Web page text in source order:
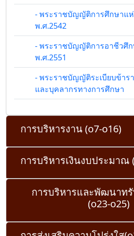
- พระราชบัญญัติการศึกษาแ
พ.ศ.2542
- พระราชบัญญัติการอาชีวศึ
พ.ศ.2551
- พระราชบัญญัติระเบียบข้าร
และบุคลากรทางการศึกษา
การบริหารงาน (o7-o16)
การบริหารเงินงบประมาณ
การบริหารและพัฒนาท
(o23-o25)